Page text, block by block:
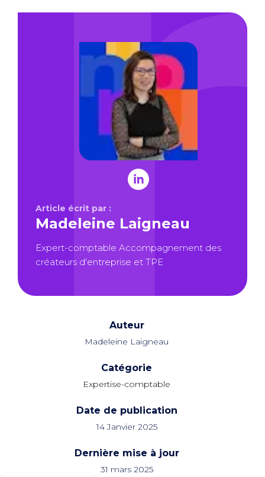
Article écrit par :
Madeleine Laigneau
Expert-comptable Accompagnement des
créateurs d'entreprise et TPE
Auteur
Madeleine Laigneau
Catégorie
Expertise-comptable
Date de publication
14 Janvier 2025
Dernière mise à jour
31 mars 2025